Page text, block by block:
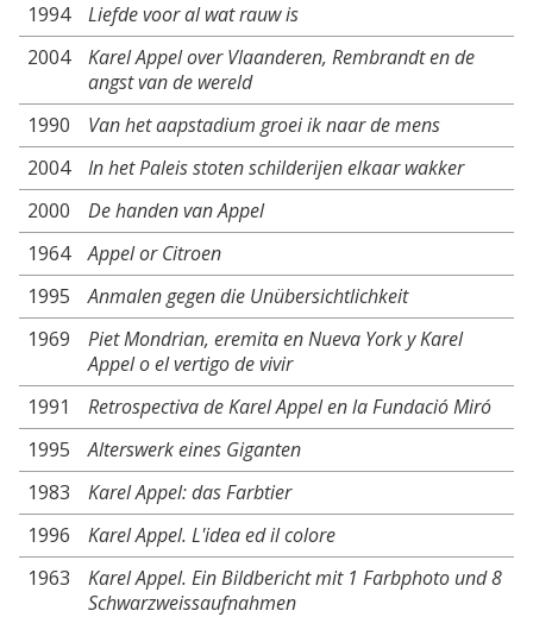
1994
Liefde voor al wat rauw is
2004
Karel Appel over Vlaanderen, Rembrandt en de
angst van de wereld
1990
Van het aapstadium groei ik naar de mens
2004
In het Paleis stoten schilderijen elkaar wakker
2000
De handen van Appel
1964
Appel or Citroen
1995
Anmalen gegen die Unübersichtlichkeit
1969
Piet Mondrian, eremita en Nueva York y Karel
Appel o el vertigo de vivir
1991
Retrospectiva de Karel Appel en la Fundació Miró
1995
Alterswerk eines Giganten
1983
Karel Appel: das Farbtier
1996
Karel Appel. L'idea ed il colore
1963
Karel Appel. Ein Bildbericht mit 1 Farbphoto und 8
Schwarzweissaufnahmen